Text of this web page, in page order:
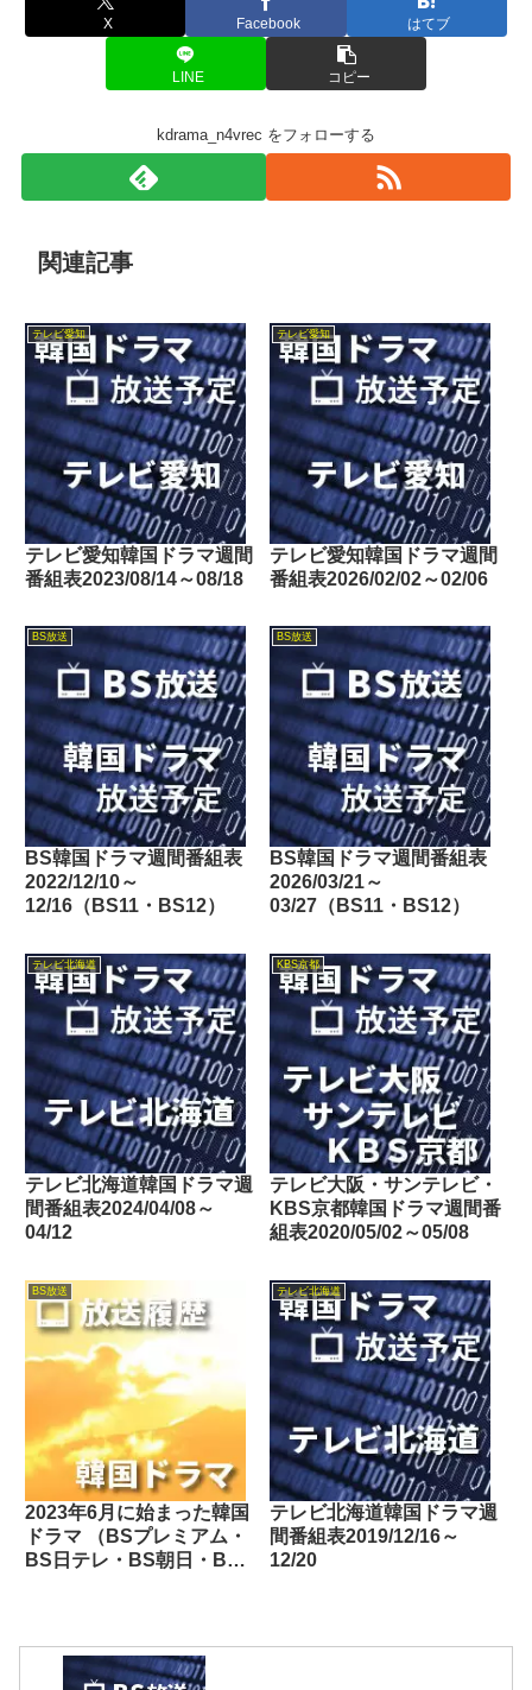
X Facebook はてブ
LINE コピー
kdrama_n4vrec をフォローする
関連記事
テレビ愛知
テレビ愛知韓国ドラマ週間
番組表2023/08/14～08/18
テレビ愛知
テレビ愛知韓国ドラマ週間
番組表2026/02/02～02/06
BS放送
BS韓国ドラマ週間番組表
2022/12/10～
12/16（BS11・BS12）
BS放送
BS韓国ドラマ週間番組表
2026/03/21～
03/27（BS11・BS12）
テレビ北海道
テレビ北海道韓国ドラマ週
間番組表2024/04/08～
04/12
KBS京都
テレビ大阪・サンテレビ・
KBS京都韓国ドラマ週間番
組表2020/05/02～05/08
BS放送
2023年6月に始まった韓国
ドラマ （BSプレミアム・
BS日テレ・BS朝日・BS-
玉・チバテレ・テレビ神奈
川・テレビ大阪・サンテレ
テレビ北海道
テレビ北海道韓国ドラマ週
間番組表2019/12/16～
12/20